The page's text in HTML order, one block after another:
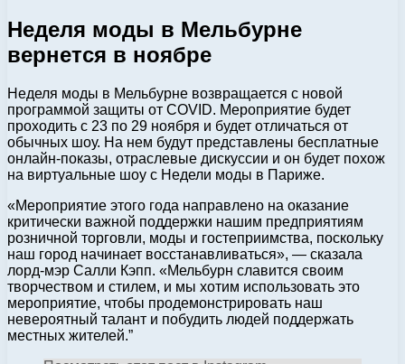
Неделя моды в Мельбурне
вернется в ноябре
Неделя моды в Мельбурне возвращается с новой
программой защиты от COVID. Мероприятие будет
проходить с 23 по 29 ноября и будет отличаться от
обычных шоу. На нем будут представлены бесплатные
онлайн-показы, отраслевые дискуссии и он будет похож
на виртуальные шоу с Недели моды в Париже.
«Мероприятие этого года направлено на оказание
критически важной поддержки нашим предприятиям
розничной торговли, моды и гостеприимства, поскольку
наш город начинает восстанавливаться», — сказала
лорд-мэр Салли Кэпп. «Мельбурн славится своим
творчеством и стилем, и мы хотим использовать это
мероприятие, чтобы продемонстрировать наш
невероятный талант и побудить людей поддержать
местных жителей.”